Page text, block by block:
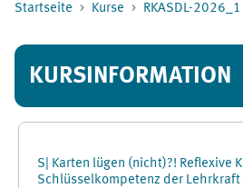
Startseite Kurse RKASDL-2026_1
KURSINFORMATION
S| Karten lügen (nicht)?! Reflexive
Schlüsselkompetenz der Lehrkraft